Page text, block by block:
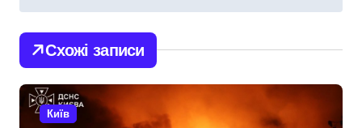
г
а
ц
Схожі записи
Київ